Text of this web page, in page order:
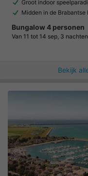
Groot indoor
Midden in de Brabantse
Bungalow 4 personen
Van 11 tot 14 sep, 3
Bekijk